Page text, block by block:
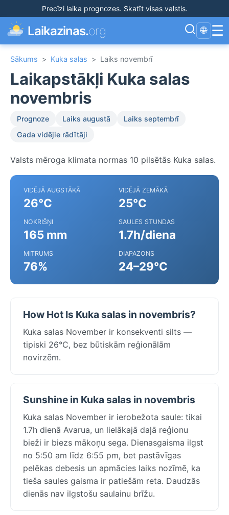
Precīzi laika prognozes. Skatīt visas valstis.
Laikazinas.org 🌐 ☰
Sākums > Kuka salas > Laiks novembrī
Laikapstākļi Kuka salas
novembris
Prognoze Laiks augustā
Laiks septembrī
Gada vidējie rādītāji
Valsts mēroga klimata normas 10 pilsētās Kuka salas.
VIDĒJĀ AUGSTĀKĀ
26°C
VIDĒJĀ ZEMĀKĀ
25°C
NOKRIŠŅI
165 mm
SAULES STUNDAS
1.7h/diena
MITRUMS
76%
DIAPAZONS
24–29°C
How Hot Is Kuka salas in novembris?
Kuka salas November ir konsekventi silts —
tipiski 26°C, bez būtiskām reģionālām
novirzēm.
Sunshine in Kuka salas in novembris
Kuka salas November ir ierobežota saule: tikai
1.7h dienā Avarua, un lielākajā daļā reģionu
bieži ir biezs mākoņu sega. Dienasgaisma ilgst
no 5:50 am līdz 6:55 pm, bet pastāvīgas
pelēkas debesis un apmācies laiks nozīmē, ka
tieša saules gaisma ir patiešām reta. Daudzās
dienās nav ilgstošu saulainu brīžu.